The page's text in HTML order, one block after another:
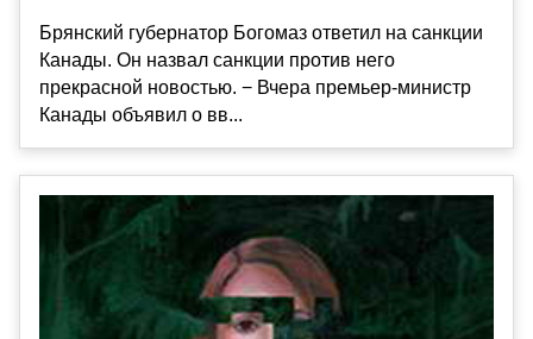
Брянский губернатор Богомаз ответил на санкции
Канады. Он назвал санкции против него
прекрасной новостью. − Вчера премьер-министр
Канады объявил о вв...